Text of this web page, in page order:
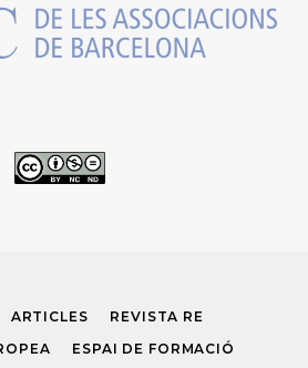
ARTICLES
REVISTA RE
ESPAI DE FORMACIÓ